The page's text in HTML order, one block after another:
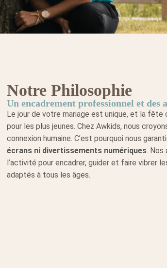
Notre Philosophie
Un encadrement professionnel et des
Le jour de votre mariage est unique, et la
pour les plus jeunes. Chez Awkids, nous
connexion humaine. C’est pourquoi nous
écrans ni divertissements numériques. Nos
l’activité pour encadrer, guider et faire vibrer
adaptés à tous les âges.